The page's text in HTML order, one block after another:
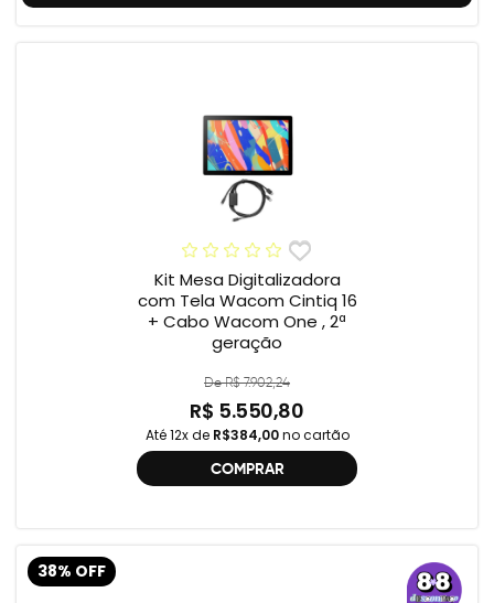
Kit Mesa Digitalizadora
com Tela Wacom Cintiq 16
+ Cabo Wacom One , 2ª
geração
De R$ 7.902,24
R$ 5.550,80
Até 12x de R$384,00no cartão
COMPRAR
38% OFF